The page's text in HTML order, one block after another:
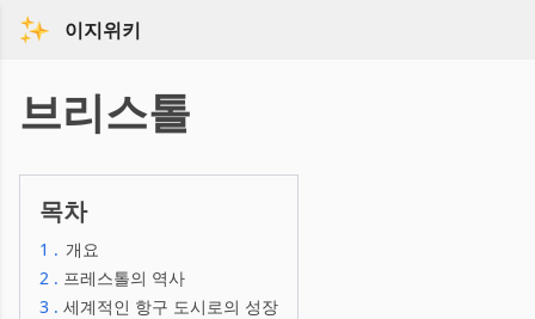
이지위키
브리스톨
목차
1 . 개요
2 . 프레스톨의 역사
3 . 세계적인 항구 도시로의 성장